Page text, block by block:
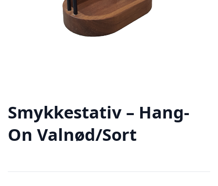
Smykkestativ – Hang-
On Valnød/Sort